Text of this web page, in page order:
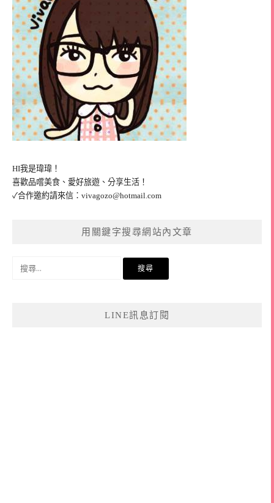
HI我是瑋瑋！
喜歡品嚐美食、愛好旅遊、分享生活！
✓合作邀約請來信： vivagozo@hotmail.com
用關鍵字搜尋網站內文章
LINE訊息訂閱